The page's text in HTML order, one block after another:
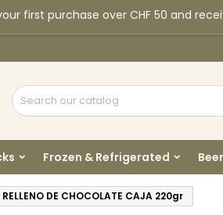
first purchase over CHF 50 and
Frozen & Refrigerated
RELLENO DE CHOCOLATE CAJA 220gr
Create new list
Wishlist name
You need to be logged in to save